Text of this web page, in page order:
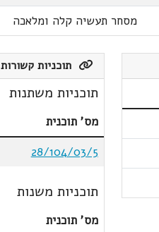
מסחר תעשיה קלה ומלאכה
תוכניות קשורות
תוכניות משתנות
מס' תוכנית
28/104/03/5
תוכניות משנות
מס' תוכנית